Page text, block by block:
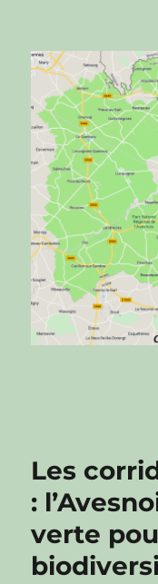
Chemin
Les
:
verte